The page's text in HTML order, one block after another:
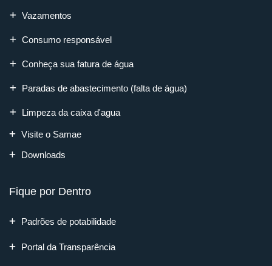
Vazamentos
Consumo responsável
Conheça sua fatura de água
Paradas de abastecimento (falta de água)
Limpeza da caixa d'agua
Visite o Samae
Downloads
Fique por Dentro
Padrões de potabilidade
Portal da Transparência